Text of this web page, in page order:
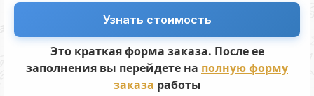
Это краткая форма заказа. После ее
заполнения вы перейдете на полную форму
заказа работы